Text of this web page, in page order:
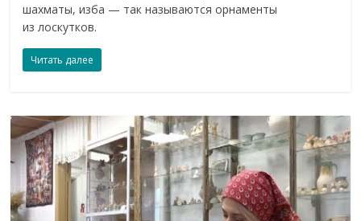
шахматы, изба — так называются орнаменты
из лоскутков.
Читать далее